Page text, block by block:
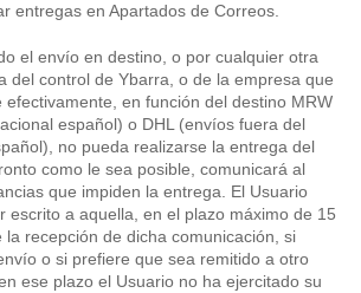
entregas en Apartados de Correos.
el envío en destino, o por cualquier otra
del control de Ybarra, o de la empresa que
en función del destino MRW
español) o DHL (envíos fuera del
no pueda realizarse la entrega del
como le sea posible, comunicará al
que impiden la entrega. El Usuario
escrito a aquella, en el plazo máximo de 15
recepción de dicha comunicación, si
o si prefiere que sea remitido a otro
ese plazo el Usuario no ha ejercitado su